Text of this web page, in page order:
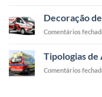
Decoração
Comentários
Tipologias de
Comentários